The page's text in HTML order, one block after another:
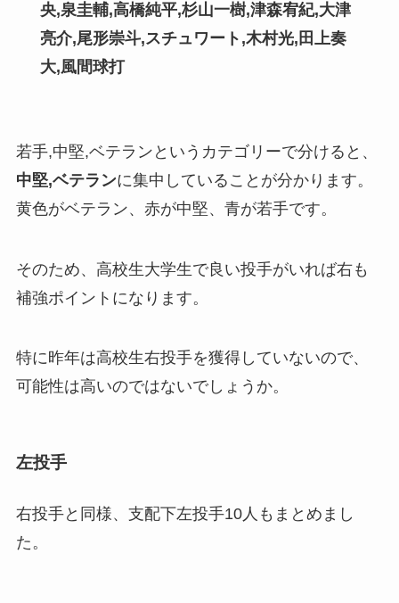
央,泉圭輔,高橋純平,杉山一樹,津森宥紀,大津
亮介,尾形崇斗,スチュワート ,木村光,田上奏
大,風間球打
若手,中堅,ベテランというカテゴリーで分けると、
中堅,ベテランに集中していることが分かります。
黄色がベテラン、 赤が中堅、 青が若手です。
そのため、高校生大学生で良い投手がいれば右も
補強ポイントになります。
特に昨年は高校生右投手を獲得していないので、
可能性は高いのではないでしょうか。
左投手
右投手と同様、支配下左投手10人もまとめまし
た。